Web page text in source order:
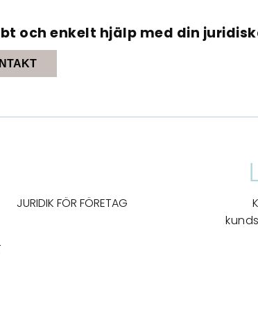
och enkelt hjälp med din
JURIDIK FÖR FÖRETAG